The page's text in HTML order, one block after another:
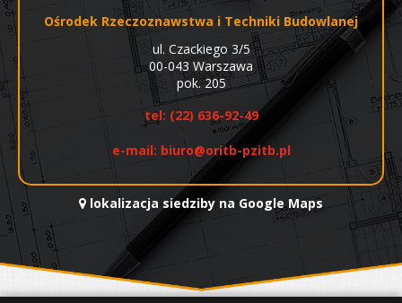
Ośrodek Rzeczoznawstwa i Techniki Budowlanej
ul. Czackiego 3/5
00-043 Warszawa
pok. 205
tel: (22) 636-92-49
e-mail: biuro@oritb-pzitb.pl
lokalizacja siedziby na Google Maps